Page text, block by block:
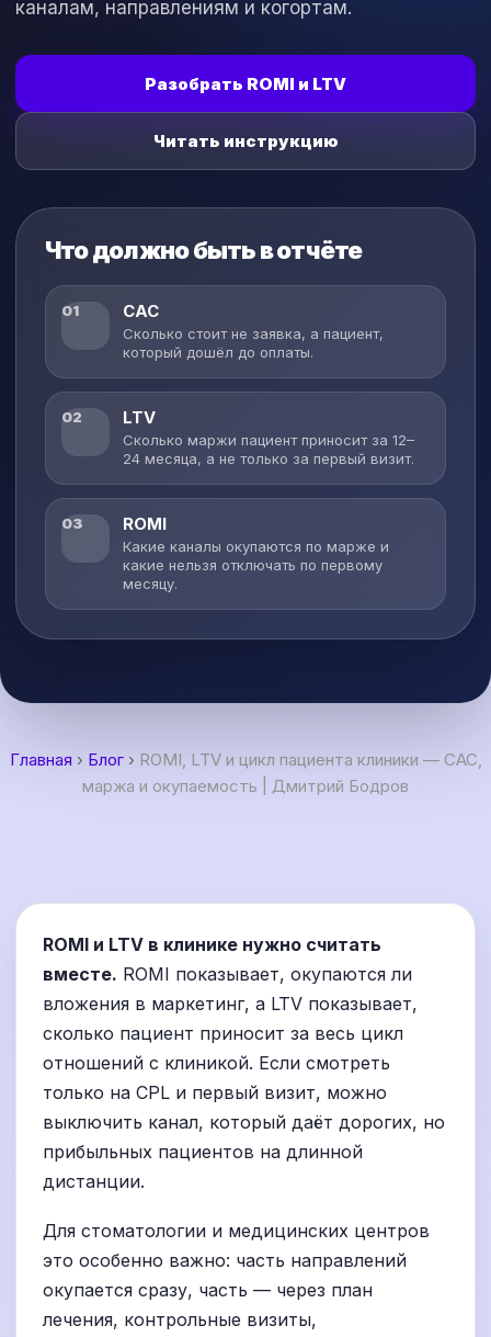
каналам, направлениям и когортам.
Разобрать ROMI и LTV
Читать инструкцию
Что должно быть в отчёте
01 CAC
Сколько стоит не заявка, а пациент,
который дошёл до оплаты.
02 LTV
Сколько маржи пациент приносит за 12–
24 месяца, а не только за первый визит.
03 ROMI
Какие каналы окупаются по марже и
какие нельзя отключать по первому
месяцу.
Главная › Блог› ROMI, LTV и цикл пациента клиники — CAC,
маржа и окупаемость | Дмитрий Бодров
ROMI и LTV в клинике нужно считать
вместе. ROMI показывает, окупаются ли
вложения в маркетинг, а LTV показывает,
сколько пациент приносит за весь цикл
отношений с клиникой. Если смотреть
только на CPL и первый визит, можно
выключить канал, который даёт дорогих, но
прибыльных пациентов на длинной
дистанции.
Для стоматологии и медицинских центров
это особенно важно: часть направлений
окупается сразу, часть — через план
лечения, контрольные визиты,